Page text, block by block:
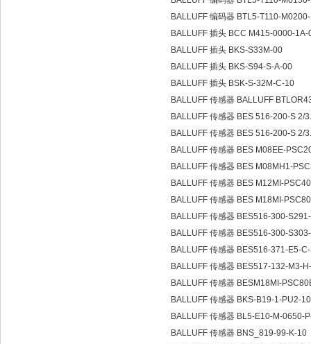
BALLUFF 编码器 BTL5-T110-
BALLUFF 插头 BCC M415-0000-
BALLUFF 插头 BKS-S33M-00
BALLUFF 插头 BKS-S94-S-A-00
BALLUFF 插头 BSK-S-32M-C-10
BALLUFF 传感器 BALLUFF
BALLUFF 传感器 BES 516-200-S 2/
BALLUFF 传感器 BES 516-200-S 2/
BALLUFF 传感器 BES M08EE-
BALLUFF 传感器 BES M08MH1-
BALLUFF 传感器 BES M12MI-
BALLUFF 传感器 BES M18MI-
BALLUFF 传感器 BES516-300-
BALLUFF 传感器 BES516-300-
BALLUFF 传感器 BES516-371-E5-
BALLUFF 传感器 BES517-132-M3-
BALLUFF 传感器 BESM18MI-
BALLUFF 传感器 BKS-B19-1-PU2-
BALLUFF 传感器 BL5-E10-M-0650-
BALLUFF 传感器 BNS_819-99-K-10